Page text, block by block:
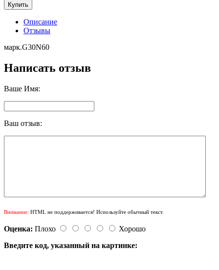
Купить
Описание
Отзывы
марк.G30N60
Написать отзыв
Ваше Имя:
Ваш отзыв:
Внимание: HTML не поддерживается! Используйте обычный текст.
Оценка: Плохо
Хорошо
Введите код, указанный на картинке: